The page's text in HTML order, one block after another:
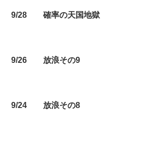
9/28 確率の天国地獄
9/26 放浪その9
9/24 放浪その8